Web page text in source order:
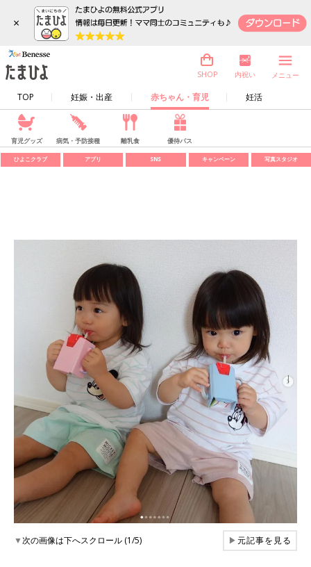
×
TOP 妊娠・出産 赤ちゃん・育児 妊活
SHOP 内祝い メニュー
育児グッズ 病気・予防接種 離乳食 優待パス
ひよこクラブ アプリ SNS キャンペーン 写真スタジオ
▼次の画像は下へスクロール (1/5) ▶元記事を見る